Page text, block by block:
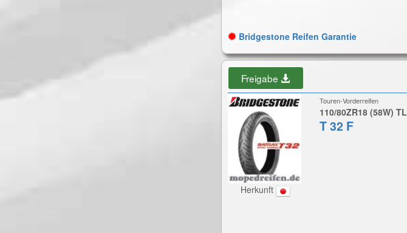
Bridgestone Reifen Garantie
Freigabe
Herkunft
Touren-Vorderreifen
110/80ZR18 (58W) TL
T 32 F